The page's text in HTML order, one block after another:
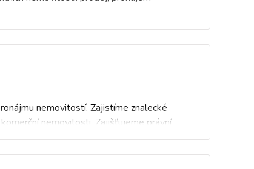
nemovitostí. Zajistíme znalecké
nemovitosti. Zajišťujeme právní